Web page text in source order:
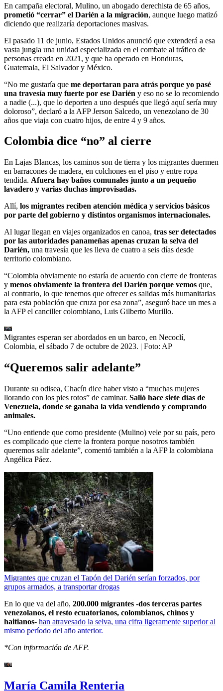
En campaña electoral, Mulino, un abogado derechista de 65 años,
prometió “cerrar” el Darién a la migración, aunque luego matizó
diciendo que realizaría deportaciones masivas.
El pasado 11 de junio, Estados Unidos anunció que extenderá a esa
vasta jungla una unidad especializada en el combate al tráfico de
personas creada en 2021, y que ha operado en Honduras,
Guatemala, El Salvador y México.
“No me gustaría que me deportaran para atrás porque yo pasé
una travesía muy fuerte por ese Darién y eso no se lo recomiendo
a nadie (...), que lo deporten a uno después que llegó aquí sería muy
doloroso”, declaró a la AFP Jerson Salcedo, un venezolano de 30
años que viaja con cuatro hijos, de entre 4 y 9 años.
Colombia dice “no” al cierre
En Lajas Blancas, los caminos son de tierra y los migrantes duermen
en barracones de madera, en colchones en el piso y entre ropa
tendida. Afuera hay baños comunales junto a un pequeño
lavadero y varias duchas improvisadas.
Allí, los migrantes reciben atención médica y servicios básicos
por parte del gobierno y distintos organismos internacionales.
Al lugar llegan en viajes organizados en canoa, tras ser detectados
por las autoridades panameñas apenas cruzan la selva del
Darién, una travesía que les lleva de cuatro a seis días desde
territorio colombiano.
“Colombia obviamente no estaría de acuerdo con cierre de fronteras
y menos obviamente la frontera del Darién porque vemos que,
al contrario, lo que tenemos que ofrecer es salidas más humanitarias
para esta población que cruza por esa zona”, aseguró hace un mes a
la AFP el canciller colombiano, Luis Gilberto Murillo.
Migrantes esperan ser abordados en un barco, en Necoclí,
Colombia, el sábado 7 de octubre de 2023. | Foto: AP
“Queremos salir adelante”
Durante su odisea, Chacín dice haber visto a “muchas mujeres
llorando con los pies rotos” de caminar. Salió hace siete días de
Venezuela, donde se ganaba la vida vendiendo y comprando
animales.
“Uno entiende que como presidente (Mulino) vele por su país, pero
es complicado que cierre la frontera porque nosotros también
queremos salir adelante”, comentó también a la AFP la colombiana
Angélica Páez.
Migrantes que cruzan el Tapón del Darién serían forzados, por
grupos armados, a transportar drogas
En lo que va del año, 200.000 migrantes -dos terceras partes
venezolanos, el resto ecuatorianos, colombianos, chinos y
haitianos- han atravesado la selva, una cifra ligeramente superior al
mismo período del año anterior.
*Con información de AFP.
María Camila Renteria